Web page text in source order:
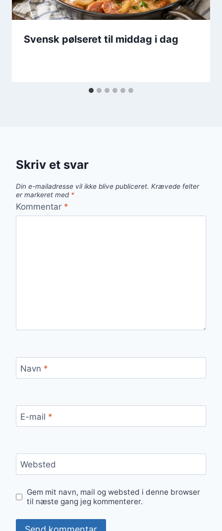
Svensk pølseret til middag i dag
Skriv et svar
Din e-mailadresse vil ikke blive publiceret. Krævede felter
er markeret med *
Kommentar *
Navn *
E-mail *
Websted
Gem mit navn, mail og websted i denne browser
til næste gang jeg kommenterer.